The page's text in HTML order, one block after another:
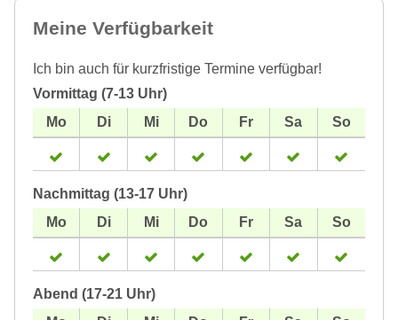
Meine Verfügbarkeit
Ich bin auch für kurzfristige Termine verfügbar!
Vormittag (7-13 Uhr)
Nachmittag (13-17 Uhr)
Abend (17-21 Uhr)